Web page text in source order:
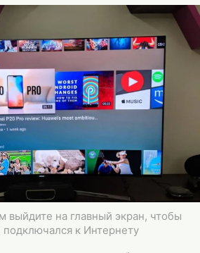
выйдите на главный экран, чтобы
к Интернету